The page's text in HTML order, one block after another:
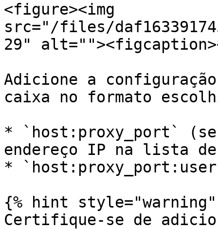
<figure><img
src="/files/
29"
Adicione a
caixa no formato
* `host:proxy_port`
endereço IP na lista de
*
{% hint style="warning"
Certifique-se de